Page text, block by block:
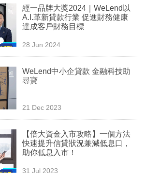
經一品牌大獎2024｜WeLend以
A.I.革新貸款行業 促進財務健康
達成客戶財務目標
28 Jun 2024
WeLend中小企貸款 金融科技助
尋寶
21 Dec 2023
【倍大資金入市攻略】一個方法
快速提升信貸狀況兼減低息口，
助你低息入市！
31 Jul 2023